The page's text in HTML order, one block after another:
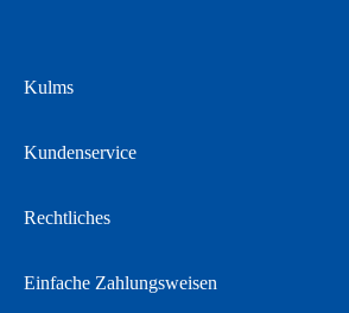
Kulms
Kundenservice
Rechtliches
Einfache Zahlungsweisen